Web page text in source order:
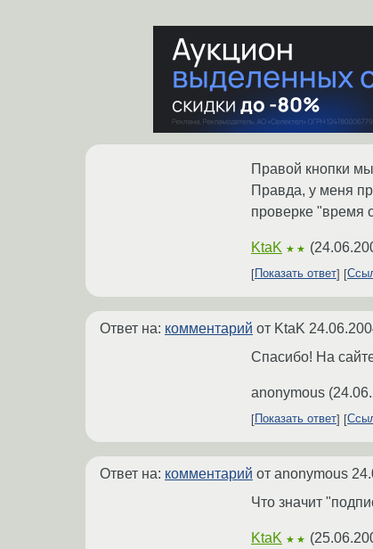
Правой кнопки
Правда, у меня
проверке "время
KtaK ★★ (
Показать ответ
Ответ на: комментарий от KtaK
Спасибо! На
anonymous (
Показать ответ
Ответ на: комментарий от anonymous
Что значит
KtaK ★★ (